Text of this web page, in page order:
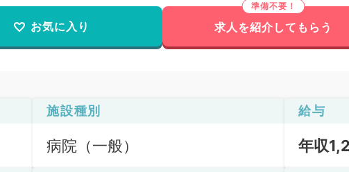
お気に入り 求人を紹介してもらう
施設種別
病院（一般）
給与
年収